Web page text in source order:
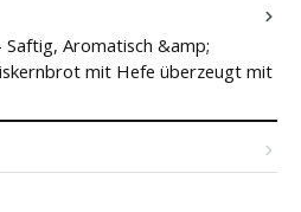
Aromatisch &amp;
mit Hefe überzeugt mit